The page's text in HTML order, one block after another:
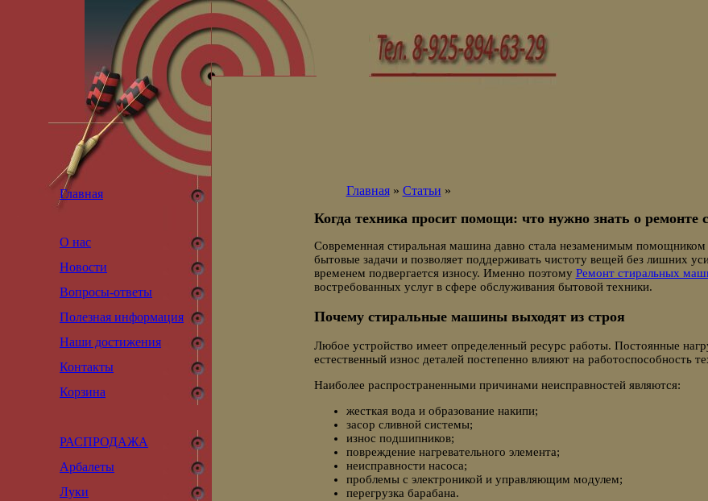
Главная
О нас
Новости
Вопросы-ответы
Полезная информация
Наши достижения
Контакты
Корзина
РАСПРОДАЖА
Арбалеты
Луки
Главная» Статьи »
Когда техника просит помощи: что нужно знать о
Современная стиральная машина давно стала незаменимым
бытовые задачи и позволяет поддерживать чистоту вещей без лишних
временем подвергается износу. Именно поэтому Ремонт стиральных
востребованных услуг в сфере обслуживания бытовой техники.
Почему стиральные машины выходят из строя
Любое устройство имеет определенный ресурс работы. Постоянные
естественный износ деталей постепенно влияют на работоспособность
Наиболее распространенными причинами неисправностей являются:
жесткая вода и образование накипи;
засор сливной системы;
износ подшипников;
повреждение нагревательного элемента;
неисправности насоса;
проблемы с электроникой и управляющим модулем;
перегрузка барабана.